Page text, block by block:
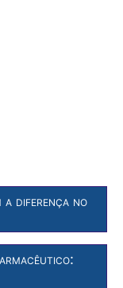
a diferença no